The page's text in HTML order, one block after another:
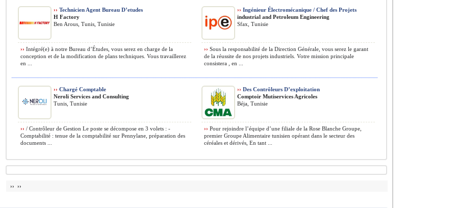
›› Technicien Agent Bureau D’etudes
H Factory
Ben Arous, Tunis, Tunisie
›› Intégré(e) à notre Bureau d’Études, vous serez en charge de la
conception et de la modification de plans techniques. Vous travaillerez
en ...
›› Ingénieur Électromécanique / Chef des Projets
​industrial and Petroleum Engineering
Sfax, Tunisie
›› Sous la responsabilité de la Direction Générale, vous serez le garant
de la réussite de nos projets industriels. Votre mission principale
consistera , en ...
›› Chargé Comptable
Neroli Services and Consulting
Tunis, Tunisie
›› / Contrôleur de Gestion Le poste se décompose en 3 volets : -
Comptabilité : tenue de la comptabilité sur Pennylane, préparation des
documents ...
›› Des Contrôleurs D’exploitation
Comptoir Mutiservices Agricoles
Béja, Tunisie
›› Pour rejoindre l’équipe d’une filiale de la Rose Blanche Groupe,
premier Groupe Alimentaire tunisien opérant dans le secteur des
céréales et dérivés, En tant ...
›› ››